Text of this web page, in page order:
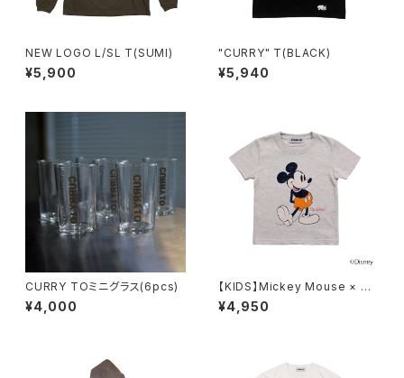
NEW LOGO L/SL T(SUMI)
¥5,900
"CURRY" T(BLACK)
¥5,940
CURRY TOミニグラス(6pcs)
¥4,000
【KIDS】Mickey Mouse × CU
RRY TO T(TOP GRAY）
¥4,950